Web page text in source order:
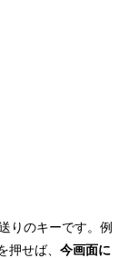
りのキーです。例
押せば、 今画面に